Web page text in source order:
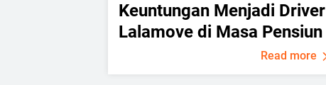
Keuntungan Menjadi Driver
Lalamove di Masa Pensiun
Read more